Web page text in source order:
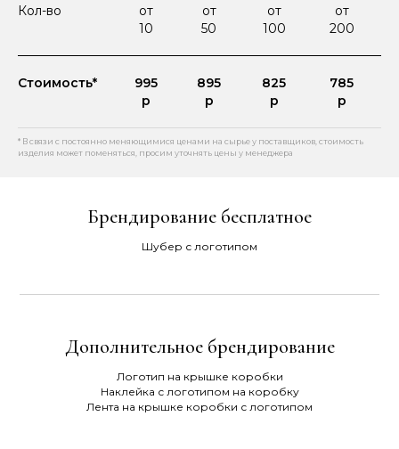
Кол-во
от
10
от
50
от
100
от
200
Стоимость*
995
р
895
р
825
р
785
р
* В связи с постоянно меняющимися ценами на сырье у поставщиков, стоимость
изделия может поменяться, просим уточнять цены у менеджера
Брендирование бесплатное
Шубер с логотипом
Дополнительное брендирование
Логотип на крышке коробки
Наклейка с логотипом на коробку
Лента на крышке коробки с логотипом